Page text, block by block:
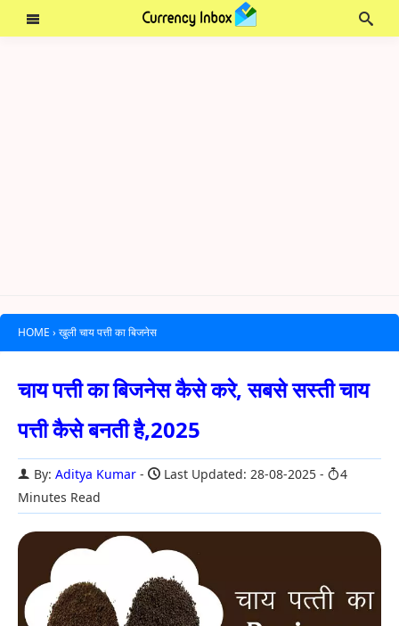
HOME › खुली चाय पत्ती का बिजनेस
चाय पत्ती का बिजनेस कैसे करे, सबसे सस्ती चाय
पत्ती कैसे बनती है,2025
By: Aditya Kumar Last Updated: 28-08-2025
4
Minutes Read